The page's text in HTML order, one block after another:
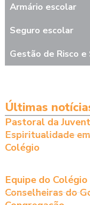
Armário escolar
Seguro escolar
Gestão de Risco e
Últimas
Pastoral da
Espiritualidade
Colégio
Equipe do
Conselheiras do